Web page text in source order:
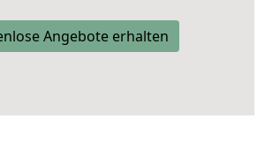
Angebote erhalten